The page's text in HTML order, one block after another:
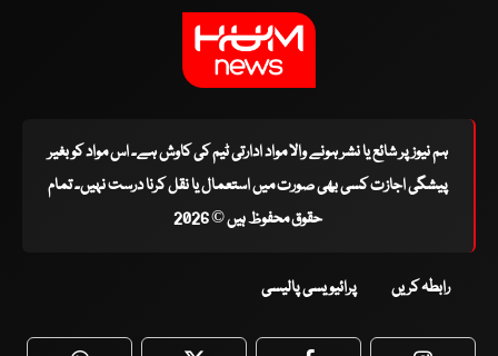
ہم نیوز پر شائع یا نشر ہونے والا مواد ادارتی ٹیم کی کاوش ہے۔ اس مواد کو بغیر
پیشگی اجازت کسی بھی صورت میں استعمال یا نقل کرنا درست نہیں۔ تمام
حقوق محفوظ ہیں © 2026
رابطہ کریں پرائیویسی پالیسی